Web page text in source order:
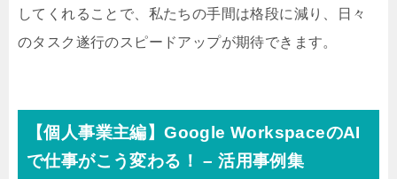
してくれることで、私たちの手間は格段に減り、日々
のタスク遂行のスピードアップが期待できます。
【個人事業主編】Google WorkspaceのAI
で仕事がこう変わる！ – 活用事例集